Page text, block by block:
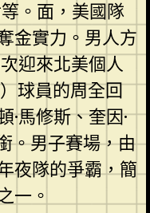
。面，美國隊
金實力。男人方
迎來北美個人
球員的周全回
馬修斯、奎因·
。男子賽場，由
夜隊的爭霸，簡
一。